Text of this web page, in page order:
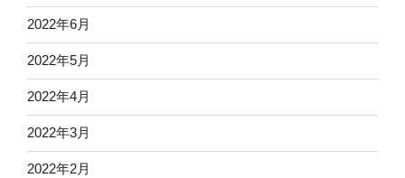
2022年6月
2022年5月
2022年4月
2022年3月
2022年2月